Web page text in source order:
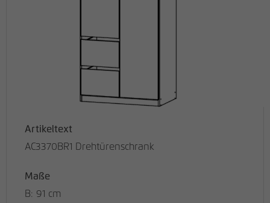
Artikeltext
AC3370BR1 Drehtürenschrank
Maße
B: 91 cm